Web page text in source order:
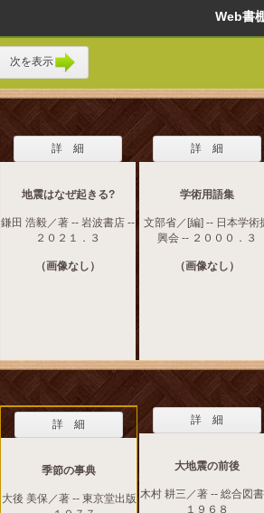
Web
次を表示
詳 細
地震はなぜ起きる?
鎌田 浩毅／著 -- 岩波書店 --
２０２１．３
（画像なし）
詳 細
学術用語集
文部省／[編] -- 日本学術
興会 -- ２０００．３
（画像なし）
詳 細
季節の事典
大後 美保／著 -- 東京堂出版
詳 細
大地震の前後
木村 耕三／著 -- 総合図
１９６８